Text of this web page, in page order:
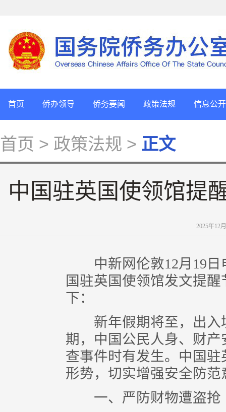
首页 侨办领导 侨务要闻 政策法规 信息公开
首页 > 政策法规 > 正文
中国驻英国使领馆提
2025年12
中新网伦敦12月19日
国驻英国使领馆发文提
下：
新年假期将至，出入
期，中国公民人身、财
查事件时有发生。中国
形势，切实增强安全防范
一、严防财物遭盗抢